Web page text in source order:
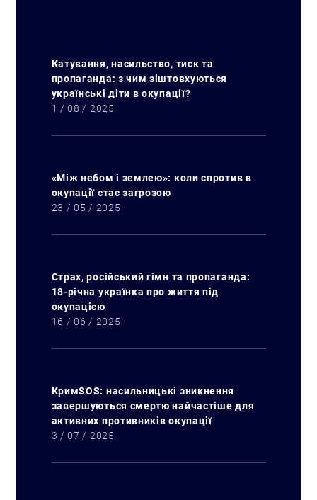
Катування, насильство, тиск та
пропаганда: з чим зіштовхуються
українські діти в окупації?
1 / 08 / 2025
«Між небом і землею»: коли спротив в
окупації стає загрозою
23 / 05 / 2025
Страх, російський гімн та пропаганда:
18-річна українка про життя під
окупацією
16 / 06 / 2025
КримSOS: насильницькі зникнення
завершуються смертю найчастіше для
активних противників окупації
3 / 07 / 2025